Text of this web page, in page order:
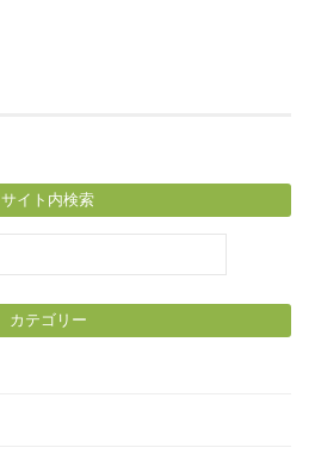
サイト内検索
カテゴリー